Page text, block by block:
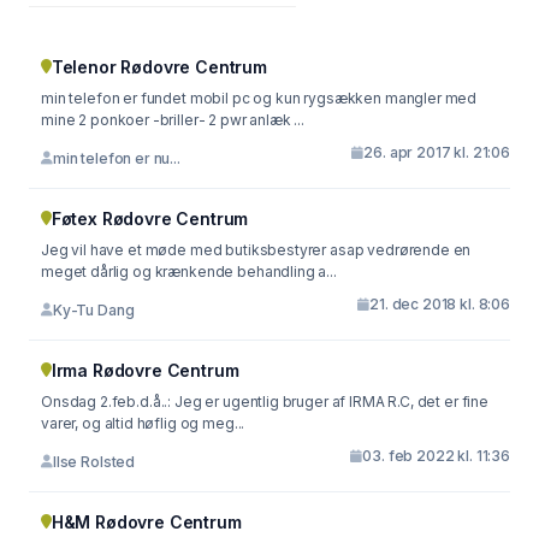
Telenor Rødovre Centrum
min telefon er fundet mobil pc og kun rygsækken mangler med
mine 2 ponkoer -briller- 2 pwr anlæk ...
min telefon er nu... 26. apr 2017 kl. 21:06
Føtex Rødovre Centrum
Jeg vil have et møde med butiksbestyrer asap vedrørende en
meget dårlig og krænkende behandling a...
Ky-Tu Dang 21. dec 2018 kl. 8:06
Irma Rødovre Centrum
Onsdag 2.feb.d.å..: Jeg er ugentlig bruger af IRMA R.C, det er fine
varer, og altid høflig og meg...
Ilse Rolsted 03. feb 2022 kl. 11:36
H&M Rødovre Centrum